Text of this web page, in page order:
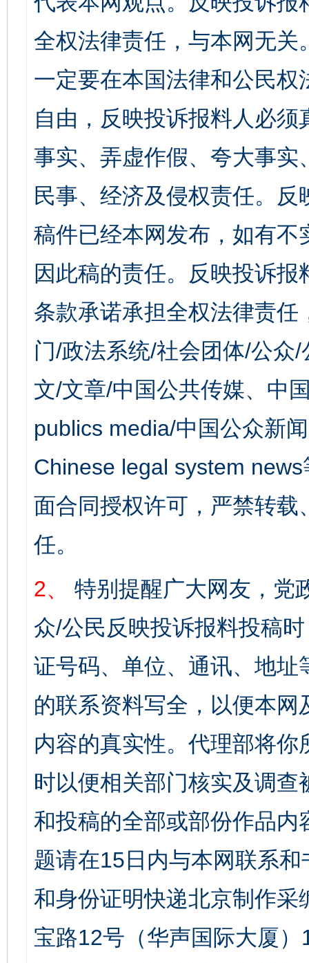
全权法律责任，与本网无
一定要在本国法律和公民
自由，反映投诉报料人必
事实、弄虚作假、夸大事
民事、经济及侵权责任。
稿件已经本网发布，如有
因此稿的责任。反映投诉
条款承诺承担全权法律责
门/政法系统/社会团体/公众
文/文章/中国公共传媒、中
publics media/中国公众新
Chinese legal system
面合同授权许可，严禁转
任。
2、
特别提醒广大网友，党
众/公民反映投诉报料投稿
证号码、单位、通讯、地
的联系资料写全，以便本
内容的真实性。代理部将
时以便相关部门核实及调
和投稿的全部或部份作品
题请在15日内与本网联系
和身份证明快递北京制作
宝路12号（华声国际大厦